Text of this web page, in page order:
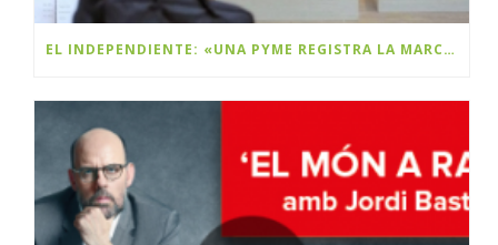
EL INDEPENDIENTE: «UNA PYME REGISTRA LA MARCA BLACK FRIDAY Y PLANEA COBRAR DERECHOS A LAS MULTINACIONALES»